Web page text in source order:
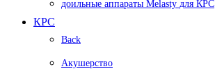
доильные аппараты Melasty для КРС
КРС
Back
Акушерство